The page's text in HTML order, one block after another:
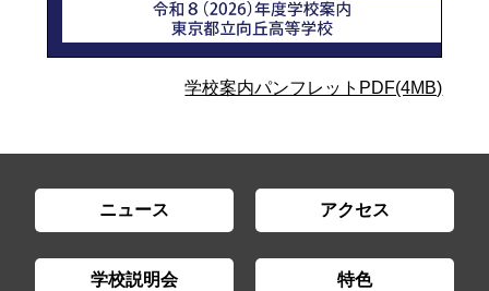
学校案内パンフレットPDF(4MB)
ニュース アクセス
学校説明会 特色